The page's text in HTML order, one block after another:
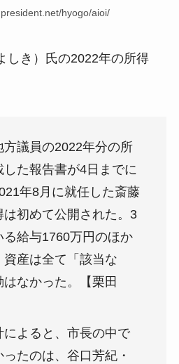
hyogo/aioi/
しき）氏の2022年の所得
方議員の2022年分の所
た報告書が4日までに
年8月に就任した斎藤
は初めて公開された。3
給与1760万円のほか
産は全て「該当な
はなかった。【栗田
よると、市長の中で
たのは、谷口芳紀・